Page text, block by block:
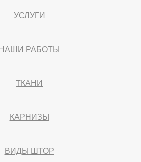
УСЛУГИ
НАШИ РАБОТЫ
ТКАНИ
КАРНИЗЫ
ВИДЫ ШТОР